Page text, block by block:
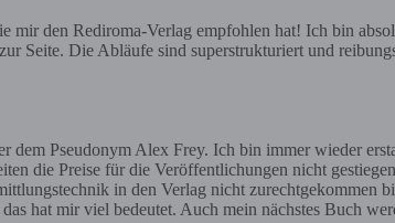
mir den Rediroma-Verlag empfohlen hat! Ich bin
Seite. Die Abläufe sind superstrukturiert und
Pseudonym Alex Frey. Ich bin immer wieder
die Preise für die Veröffentlichungen nicht
in den Verlag nicht
hat mir viel bedeutet. Auch mein nächstes Buch